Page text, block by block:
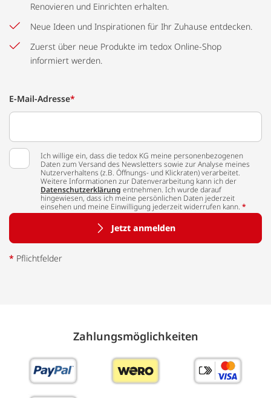
Renovieren und Einrichten erhalten.
Neue Ideen und Inspirationen für Ihr Zuhause entdecken.
Zuerst über neue Produkte im tedox Online-Shop
informiert werden.
E-Mail-Adresse*
Ich willige ein, dass die tedox KG meine personenbezogenen
Daten zum Versand des Newsletters sowie zur Analyse meines
Nutzerverhaltens (z.B. Öffnungs- und Klickraten) verarbeitet.
Weitere Informationen zur Datenverarbeitung kann ich der
Datenschutzerklärung entnehmen. Ich wurde darauf
hingewiesen, dass ich meine persönlichen Daten jederzeit
einsehen und meine Einwilligung jederzeit widerrufen kann. *
Jetzt anmelden
* Pflichtfelder
Zahlungs­möglich­keiten